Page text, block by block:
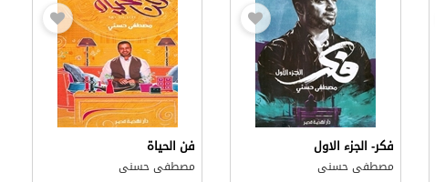
فكر- الجزء الاول
مصطفى حسنى
فن الحياة
مصطفى حسنى